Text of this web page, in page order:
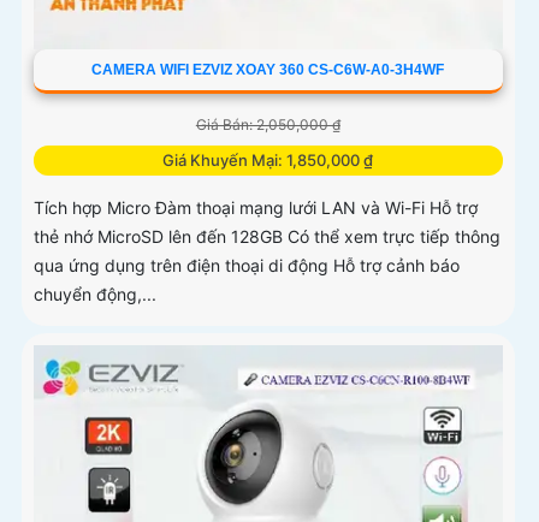
CAMERA WIFI EZVIZ XOAY 360 CS-C6W-A0-3H4WF
Giá Bán: 2,050,000 ₫
Giá Khuyến Mại: 1,850,000 ₫
Tích hợp Micro Đàm thoại mạng lưới LAN và Wi-Fi Hỗ trợ
thẻ nhớ MicroSD lên đến 128GB Có thể xem trực tiếp thông
qua ứng dụng trên điện thoại di động Hỗ trợ cảnh báo
chuyển động,...